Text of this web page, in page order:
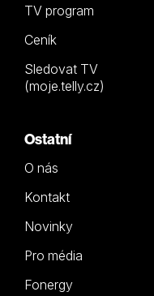
TV program
Ceník
Sledovat TV
(moje.telly.cz)
Ostatní
O nás
Kontakt
Novinky
Pro média
Fonergy